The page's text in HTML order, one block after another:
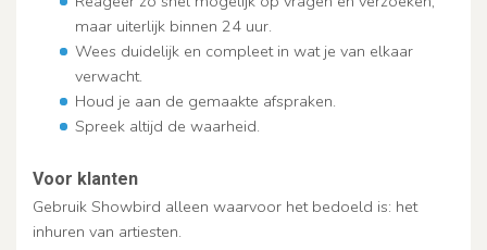
maar uiterlijk binnen 24 uur.
Wees duidelijk en compleet in wat je van elkaar
verwacht.
Houd je aan de gemaakte afspraken.
Spreek altijd de waarheid.
Voor klanten
Gebruik Showbird alleen waarvoor het bedoeld is: het
inhuren van artiesten.